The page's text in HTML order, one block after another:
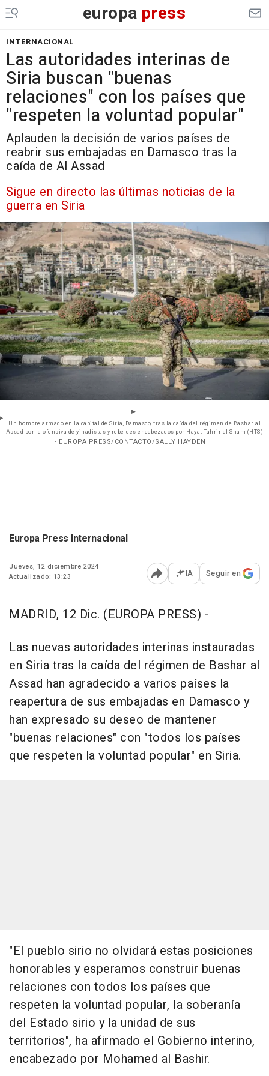
europa press
INTERNACIONAL
Las autoridades interinas de
Siria buscan "buenas
relaciones" con los países que
"respeten la voluntad popular"
Aplauden la decisión de varios países de
reabrir sus embajadas en Damasco tras la
caída de Al Assad
Sigue en directo las últimas noticias de la
guerra en Siria
Un hombre armado en la capital de Siria, Damasco, tras la caída del régimen de Bashar al
Assad por la ofensiva de yihadistas y rebeldes encabezados por Hayat Tahrir al Sham (HTS)
- EUROPA PRESS/CONTACTO/SALLY HAYDEN
Europa Press Internacional
Jueves, 12 diciembre 2024
Actualizado: 13:23
Abrir opciones para
IA Seguir en
MADRID, 12 Dic. (EUROPA PRESS) -
Las nuevas autoridades interinas instauradas
en Siria tras la caída del régimen de Bashar al
Assad han agradecido a varios países la
reapertura de sus embajadas en Damasco y
han expresado su deseo de mantener
"buenas relaciones" con "todos los países
que respeten la voluntad popular" en Siria.
"El pueblo sirio no olvidará estas posiciones
honorables y esperamos construir buenas
relaciones con todos los países que
respeten la voluntad popular, la soberanía
del Estado sirio y la unidad de sus
territorios", ha afirmado el Gobierno interino,
encabezado por Mohamed al Bashir.